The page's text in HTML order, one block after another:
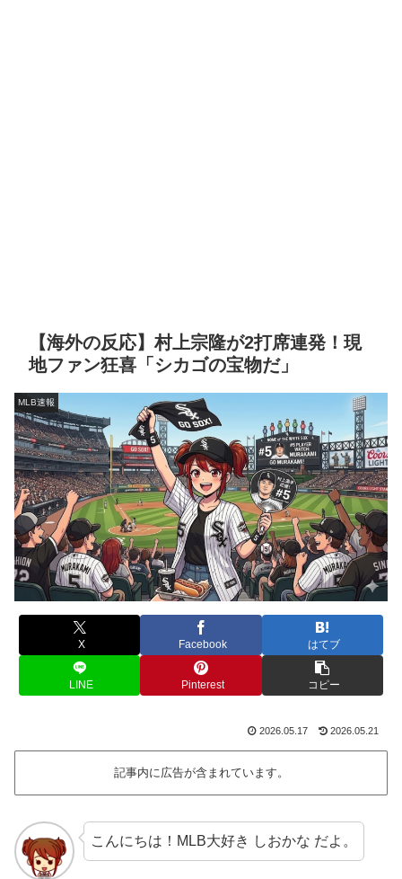
【海外の反応】村上宗隆が2打席連発！現
地ファン狂喜「シカゴの宝物だ」
MLB速報
X Facebook はてブ
LINE Pinterest コピー
2026.05.17 2026.05.21
記事内に広告が含まれています。
こんにちは！MLB大好き しおかな だよ。